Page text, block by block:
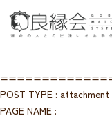
POST TYPE : attachment
PAGE NAME :